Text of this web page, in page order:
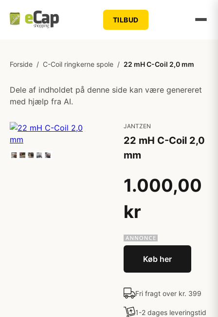
TILBUD
Forside / C-Coil ringkerne spole / 22 mH C-Coil 2,0 mm
Dele af indholdet på denne side kan være genereret
med hjælp fra AI.
JANTZEN
22 mH C-Coil 2,0
mm
1.000,00
kr
Køb her
Fri fragt over kr. 399
1-2 dages leveringstid